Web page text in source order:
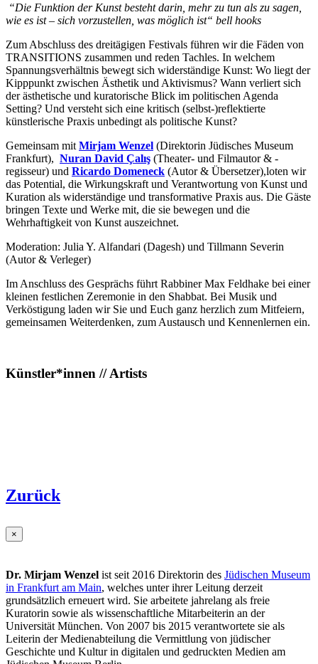
“Die Funktion der Kunst besteht darin, mehr zu tun als zu sagen,
wie es ist – sich vorzustellen, was möglich ist“ bell hooks
Zum Abschluss des dreitägigen Festivals führen wir die Fäden von
TRANSITIONS zusammen und reden Tachles. In welchem
Spannungsverhältnis bewegt sich widerständige Kunst: Wo liegt der
Kipppunkt zwischen Ästhetik und Aktivismus? Wann verliert sich
der ästhetische und kuratorische Blick im politischen Agenda
Setting? Und versteht sich eine kritisch (selbst-)reflektierte
künstlerische Praxis unbedingt als politische Kunst?
Gemeinsam mit Mirjam Wenzel (Direktorin Jüdisches Museum
Frankfurt), Nuran David Çalış (Theater- und Filmautor & -
regisseur) und Ricardo Domeneck (Autor & Übersetzer),loten wir
das Potential, die Wirkungskraft und Verantwortung von Kunst und
Kuration als widerständige und transformative Praxis aus. Die Gäste
bringen Texte und Werke mit, die sie bewegen und die
Wehrhaftigkeit von Kunst auszeichnet.
Moderation: Julia Y. Alfandari (Dagesh) und Tillmann Severin
(Autor & Verleger)
Im Anschluss des Gesprächs führt Rabbiner Max Feldhake bei einer
kleinen festlichen Zeremonie in den Shabbat. Bei Musik und
Verköstigung laden wir Sie und Euch ganz herzlich zum Mitfeiern,
gemeinsamen Weiterdenken, zum Austausch und Kennenlernen ein.
Künstler*innen // Artists
Zurück
×
Dr. Mirjam Wenzel ist seit 2016 Direktorin des Jüdischen Museum
in Frankfurt am Main, welches unter ihrer Leitung derzeit
grundsätzlich erneuert wird. Sie arbeitete jahrelang als freie
Kuratorin sowie als wissenschaftliche Mitarbeiterin an der
Universität München. Von 2007 bis 2015 verantwortete sie als
Leiterin der Medienabteilung die Vermittlung von jüdischer
Geschichte und Kultur in digitalen und gedruckten Medien am